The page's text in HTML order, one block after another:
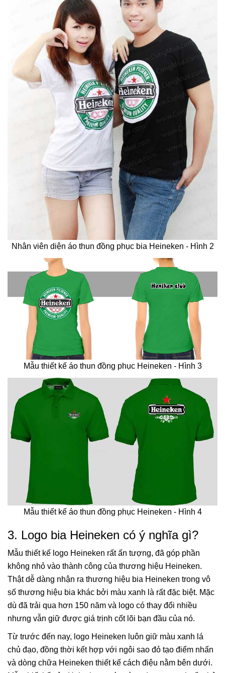
Nhân viên diện áo thun đồng phục bia Heineken - Hình 2
Mẫu thiết kế áo thun đồng phục Heineken - Hình 3
Mẫu thiết kế áo thun đồng phục Heineken - Hình 4
3. Logo bia Heineken có ý nghĩa gì?
Mẫu thiết kế logo Heineken rất ấn tượng, đã góp phần
không nhỏ vào thành công của thương hiệu Heineken.
Thật dễ dàng nhận ra thương hiệu bia Heineken trong vô
số thương hiệu bia khác bởi màu xanh là rất đặc biệt. Mặc
dù đã trải qua hơn 150 năm và logo có thay đổi nhiều
nhưng vẫn giữ được giá trịnh cốt lõi bạn đầu của nó.
Từ trước đến nay, logo Heineken luôn giữ màu xanh lá
chủ đạo, đồng thời kết hợp với ngôi sao đỏ tạo điểm nhấn
và dòng chữa Heineken thiết kế cách điệu nằm bên dưới.